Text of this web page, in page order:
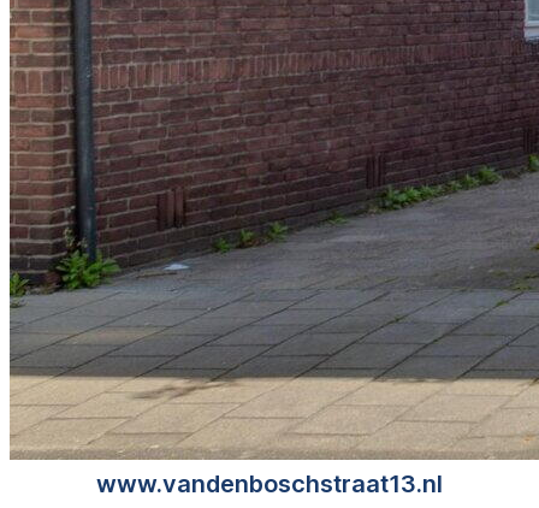
www.vandenboschstraat13.nl